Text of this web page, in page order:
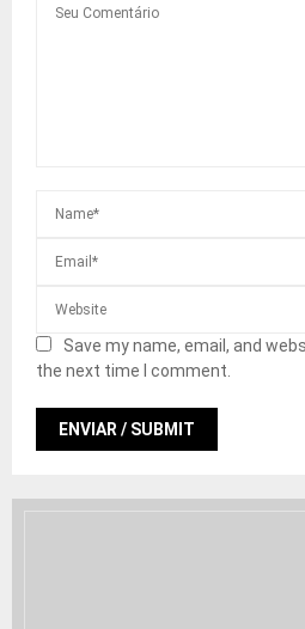
Save my name, email, and
the next time I comment.